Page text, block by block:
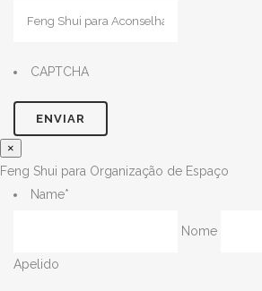
CAPTCHA
×
Feng Shui para Organização de Espaço
Name*
Nome
Apelido